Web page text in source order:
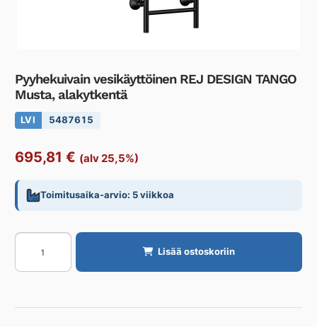
Pyyhekuivain vesikäyttöinen REJ DESIGN TANGO
Musta, alakytkentä
LVI 5487615
695,81 € (alv 25,5%)
Toimitusaika-arvio: 5 viikkoa
Pyyhekuivain
vesikäyttöinen
REJ
TANGO
Lisää ostoskoriin